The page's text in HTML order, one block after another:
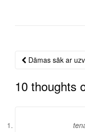
Post
navigation
Dāmas sāk ar
10 thoughts